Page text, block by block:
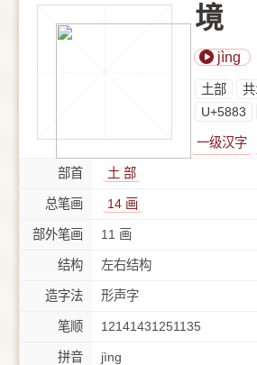
境
jìng
⼟部
U+5883
一级汉字
部首 ⼟ 部
总笔画 14 画
部外笔画 11 画
结构 左右结构
造字法 形声字
笔顺 12141431251135
拼音 jìng